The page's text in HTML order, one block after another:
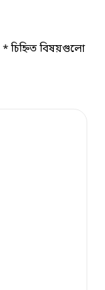
*চিহ্নিত বিষয়গুলো